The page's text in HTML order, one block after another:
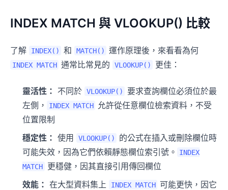
INDEX MATCH 與 VLOOKUP() 比較
了解 INDEX() 和 MATCH() 運作原理後，來看看為何
INDEX MATCH 通常比常見的 VLOOKUP() 更佳：
靈活性： 不同於 VLOOKUP()
要求查詢欄位必須位於最
左側，
INDEX MATCH
允許從任意欄位檢索資料，不受
位置限制
穩定性： 使用 VLOOKUP()
的公式在插入或刪除欄位時
可能失效，因為它們依賴靜態欄位索引號。
INDEX
MATCH
更穩健，因其直接引用傳回欄位
效能： 在大型資料集上 INDEX MATCH 可能更快，因它